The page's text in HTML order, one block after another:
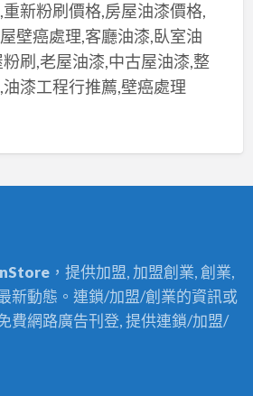
新粉刷價格,房屋油漆價格,
壁癌處理,客廳油漆,臥室油
刷,老屋油漆,中古屋油漆,整
漆工程行推薦,壁癌處理
，提供加盟, 加盟創業, 創業,
新動態。連鎖/加盟/創業的資訊或
費網路廣告刊登, 提供連鎖/加盟/